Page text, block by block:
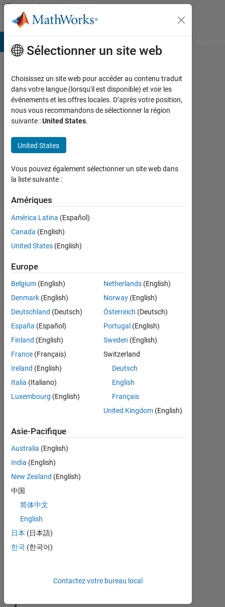
Passer au contenu
Community
Profile
Kfox8
Last
seen:
8
mois
il y a
Actif
depuis
0
Following:
Follow
Tableau de bord
MATLAB Answers
CONTRIBUTIONS L
0
1
RANG
356
Sélectionner un site web
Choisissez un site web pour accéder au contenu traduit
dans votre langue (lorsqu'il est disponible) et voir les
événements et les offres locales. D’après votre position,
nous vous recommandons de sélectionner la région
suivante :United States.
United States
Vous pouvez également sélectionner un site web dans
la liste suivante :
Amériques
América Latina (Español)
Canada (English)
United States (English)
Europe
Belgium (English)
Denmark (English)
Deutschland (Deutsch)
España (Español)
Finland (English)
France (Français)
Ireland (English)
Italia (Italiano)
Luxembourg (English)
Netherlands(English)
Norway(English)
Österreich (Deutsch)
Portugal (English)
Sweden (English)
Switzerland
Deutsch
English
Français
United Kingdom(English)
Asie-Pacifique
Australia (English)
India (English)
New Zealand (English)
中国
简体中文
English
日本 (日本語)
한국 (한국어)
Contactez votre bureau local